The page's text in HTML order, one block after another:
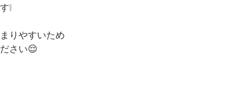
❕
りやすいため
さい😌